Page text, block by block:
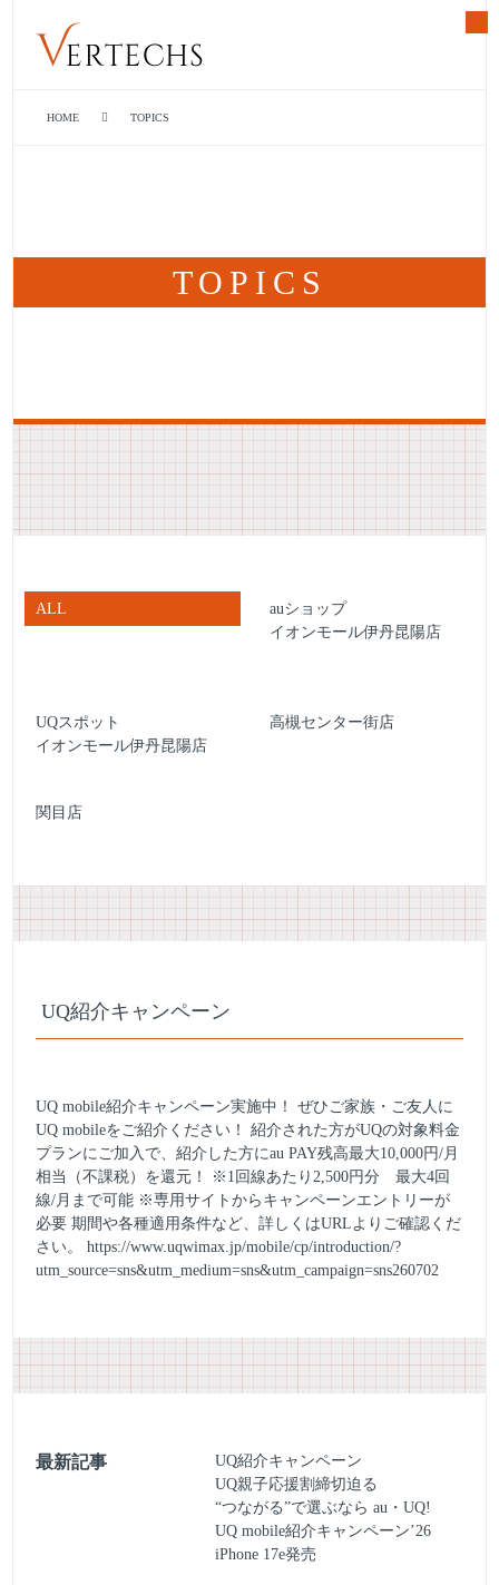
HOME TOPICS
TOPICS
ALL
auショップ
イオンモール伊丹昆陽店
UQスポット
イオンモール伊丹昆陽店
高槻センター街店
関目店
UQ紹介キャンペーン
UQ mobile紹介キャンペーン実施中！ ぜひご家族・ご友人に
UQ mobileをご紹介ください！ 紹介された方がUQの対象料金
プランにご加入で、紹介した方にau PAY残高最大10,000円/月
相当（不課税）を還元！ ※1回線あたり2,500円分 最大4回
線/月まで可能 ※専用サイトからキャンペーンエントリーが
必要 期間や各種適用条件など、詳しくはURLよりご確認くだ
さい。https://www.uqwimax.jp/mobile/cp/introduction/?
utm_source=sns&utm_medium=sns&utm_campaign=sns260702
最新記事
UQ紹介キャンペーン
UQ親子応援割締切迫る
“つながる”で選ぶなら au・UQ!
UQ mobile紹介キャンペーン’26
iPhone 17e発売